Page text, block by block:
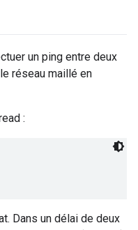
un ping entre deux
réseau maillé en
:
Dans un délai de deux